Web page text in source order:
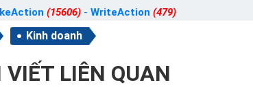
(15606) - WriteAction (479)
Kinh doanh
VIẾT LIÊN QUAN